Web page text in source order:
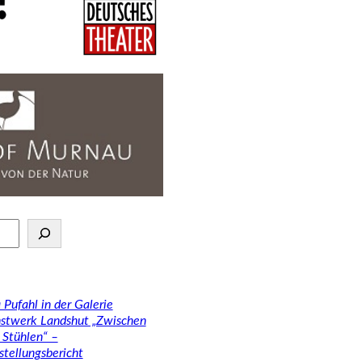
Pufahl in der Galerie
Landshut „Zwischen
–